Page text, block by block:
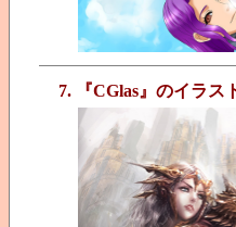
7. 『CGlas』のイラス